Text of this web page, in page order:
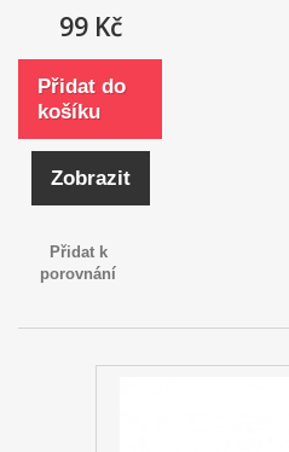
99 Kč
Přidat do
košíku
Zobrazit
Přidat k
porovnání